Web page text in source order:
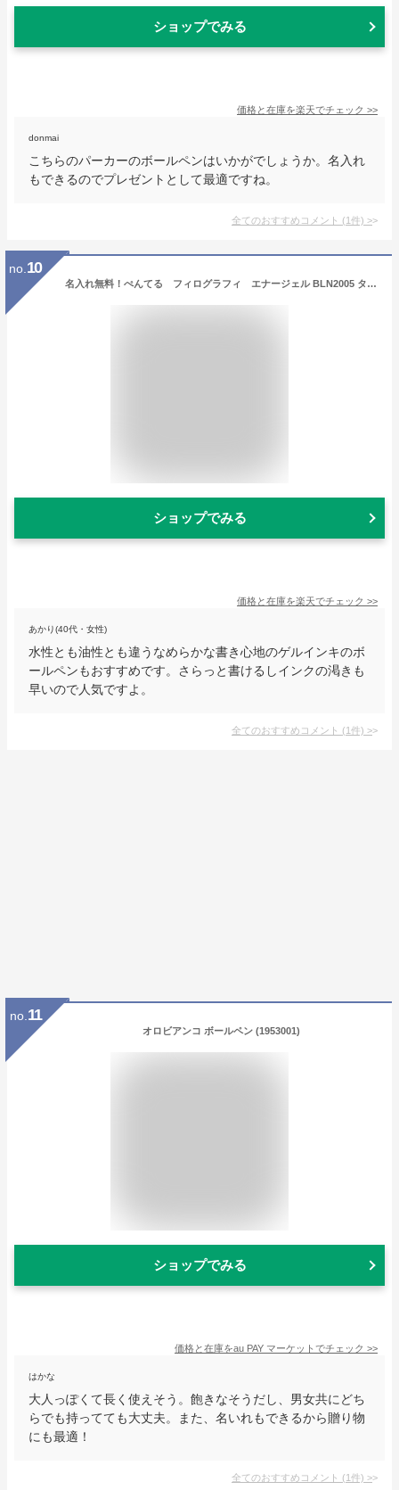
ショップでみる
価格と在庫を楽天でチェック >>
donmai
こちらのパーカーのボールペンはいかがでしょうか。名入れ
もできるのでプレゼントとして最適ですね。
全てのおすすめコメント (1件) >
no. 10
名入れ無料！ぺんてる フィログラフィ エナージェル BLN2005 ターコイズブルー ブラック ダークブルー ゲルインキボールペンボールペン 名入れボールペン 名入れ対応可 ギフト お祝い
ショップでみる
価格と在庫を楽天でチェック >>
あかり(40代・女性)
水性とも油性とも違うなめらかな書き心地のゲルインキのボ
ールペンもおすすめです。さらっと書けるしインクの渇きも
早いので人気ですよ。
全てのおすすめコメント (1件) >
no. 11
オロビアンコ ボールペン (1953001)
ショップでみる
価格と在庫をau PAY マーケット でチェック >>
はかな
大人っぽくて長く使えそう。飽きなそうだし、男女共にどち
らでも持ってても大丈夫。また、名いれもできるから贈り物
にも最適！
全てのおすすめコメント (1件) >